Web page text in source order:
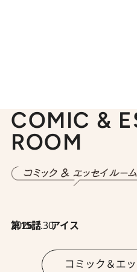
COMIC &
ROOM
2026.7.30
第15話 アイス
コミック＆エ